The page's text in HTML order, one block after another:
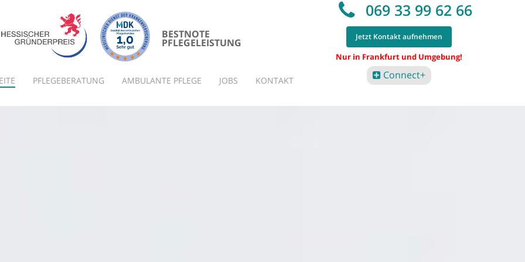
BESTNOTE
PFLEGELEISTUNG
069 33 99 62 66
Jetzt Kontakt aufnehmen
Nur in Frankfurt und Umgebung!
Connect+
PFLEGEBERATUNG AMBULANTE PFLEGE JOBS KONTAKT